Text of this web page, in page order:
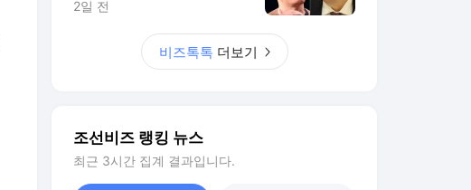
2일 전
비즈톡톡 더보기
조선비즈 랭킹 뉴스
최근 3시간 집계 결과입니다.